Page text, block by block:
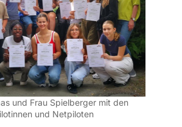
und Frau Spielberger mit den
und Netpiloten